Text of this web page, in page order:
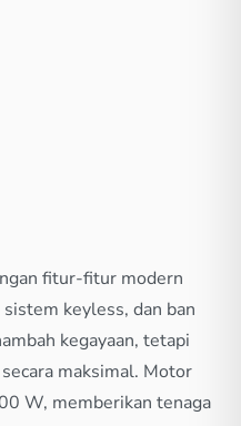
fitur-fitur modern
keyless, dan ban
kegayaan, tetapi
maksimal. Motor
W, memberikan tenaga